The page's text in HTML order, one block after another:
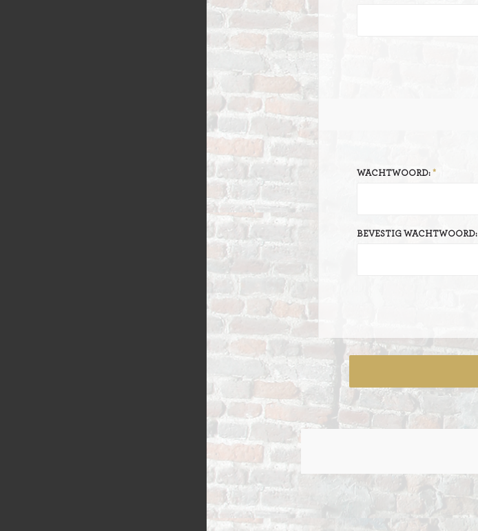
BUSBRODEN
GEVULD BROOD
BROODJES
STOKBROOD
KRUIMELVLAAI
VLAAI RASTER
OPEN VLAAI
LUXE VLAAI
SEIZOEN VLAAI
GEBAKJES
GÂTEAUX
WACHTWOORD:
BEVESTIG WACHTWOORD: